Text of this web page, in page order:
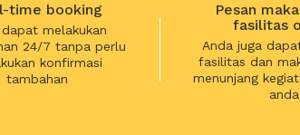
time booking
melakukan
24/7 tanpa perlu
konfirmasi
tambahan
Pesan
fasilitas
Anda juga
fasilitas dan
menunjang
anda